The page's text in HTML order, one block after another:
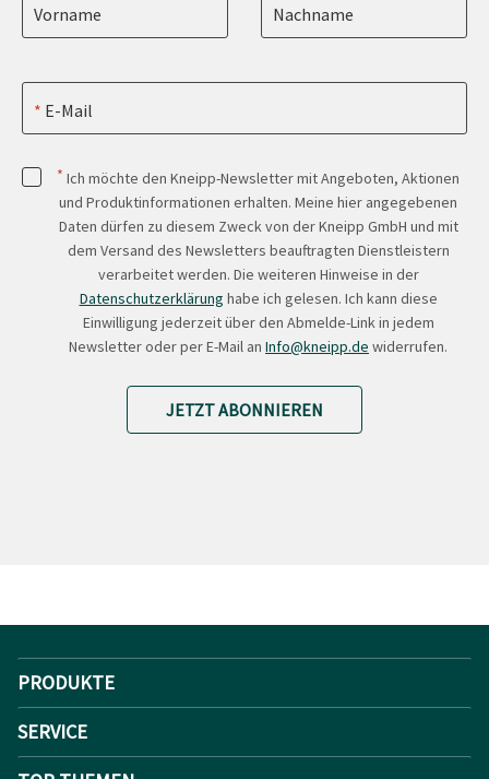
Vorname Nachname
E-Mail
* Ich möchte den Kneipp-Newsletter mit Angeboten, Aktionen
und Produktinformationen erhalten. Meine hier angegebenen
Daten dürfen zu diesem Zweck von der Kneipp GmbH und mit
dem Versand des Newsletters beauftragten Dienstleistern
verarbeitet werden. Die weiteren Hinweise in der
Datenschutzerklärung habe ich gelesen. Ich kann diese
Einwilligung jederzeit über den Abmelde-Link in jedem
Newsletter oder per E-Mail an Info@kneipp.de widerrufen.
JETZT ABONNIEREN
PRODUKTE
SERVICE